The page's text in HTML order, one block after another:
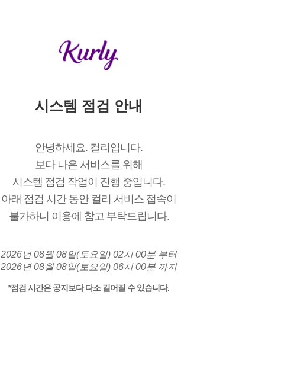
시스템 점검 안내
안녕하세요. 컬리입니다.
보다 나은 서비스를 위해
시스템 점검 작업이 진행 중입니다.
아래 점검 시간 동안 컬리 서비스 접속이
불가하니 이용에 참고 부탁드립니다.
2026년 08월 08일(토요일) 02시 00분 부터
2026년 08월 08일(토요일) 06시 00분 까지
*점검 시간은 공지보다 다소 길어질 수 있습니다.